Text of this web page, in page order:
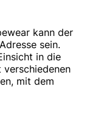
kann der
sein.
in die
mit dem